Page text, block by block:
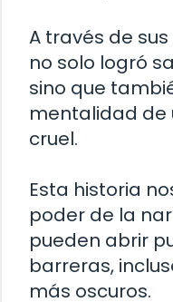
A través de
no solo logró
sino que
mentalidad de
cruel.
Esta historia
poder de la
pueden abrir
barreras,
más oscuros.